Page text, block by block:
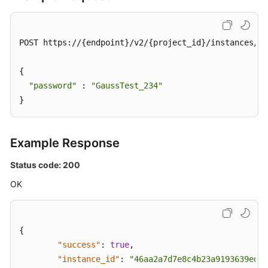
POST https://{endpoint}/v2/{project_id}/instances/
{
"password" :
"GaussTest_234"
}
Example Response
Status code: 200
OK
{
"success" : true,
"instance_id" :